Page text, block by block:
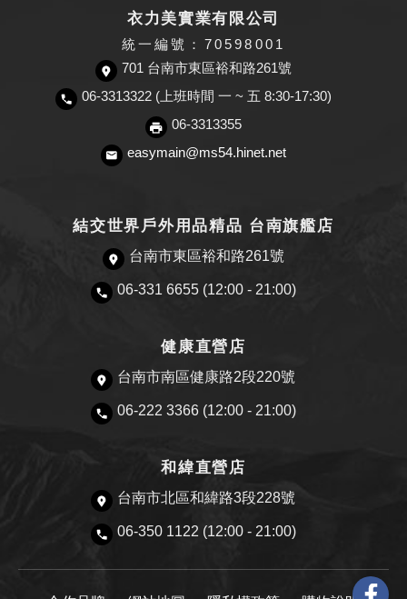
衣力美實業有限公司
統一編號：70598001
701 台南市東區裕和路261號
06-3313322 (上班時間 一 ~ 五 8:30-17:30)
06-3313355
easymain@ms54.hinet.net
結交世界戶外用品精品 台南旗艦店
台南市東區裕和路261號
06-331 6655 (12:00 - 21:00)
健康直營店
台南市南區健康路2段220號
06-222 3366 (12:00 - 21:00)
和緯直營店
台南市北區和緯路3段228號
06-350 1122 (12:00 - 21:00)